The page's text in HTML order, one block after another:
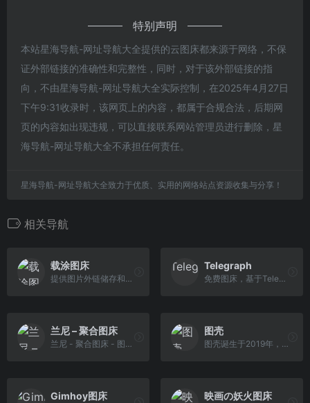
特别声明
本站星海导航-网址导航大全提供的云图床都来源于网络，不保
证外部链接的准确性和完整性，同时，对于该外部链接的指
向，不由星海导航-网址导航大全实际控制，在2025年4月27日
下午9:31收录时，该网页上的内容，都属于合规合法，后期网
页的内容如出现违规，可以直接联系网站管理员进行删除，星
海导航-网址导航大全不承担任何责任。
星海导航-网址导航大全致力于优质、实用的网络站点资源收集与分享！
相关导航
载涂图床
提供图片外链储存和高速CDN图片加载,以及图片管理系统.更好的管理您的图片内容,单张图片支持10MB上传,支持批量上传
Telegraph
免费图床，基于Telegraph的图片上传工具
兰尼 – 聚合图床
兰尼 - 聚合图床 - 图片上传工具 - 图片外链获取
图壳
图壳诞生于2019年，是一款免费、安全、可靠的图片管理系统（简称图床），可支持多图上传、粘贴上传、URL上传，图片压缩、图片鉴黄、图片CDN、图床API等多种功能
Gimhoy图床 映画の妖火图床